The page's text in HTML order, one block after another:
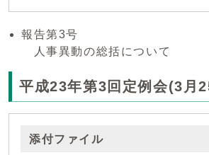
報告第3号
人事異動の総括について
平成23年第3回定例会(3月
添付ファイル